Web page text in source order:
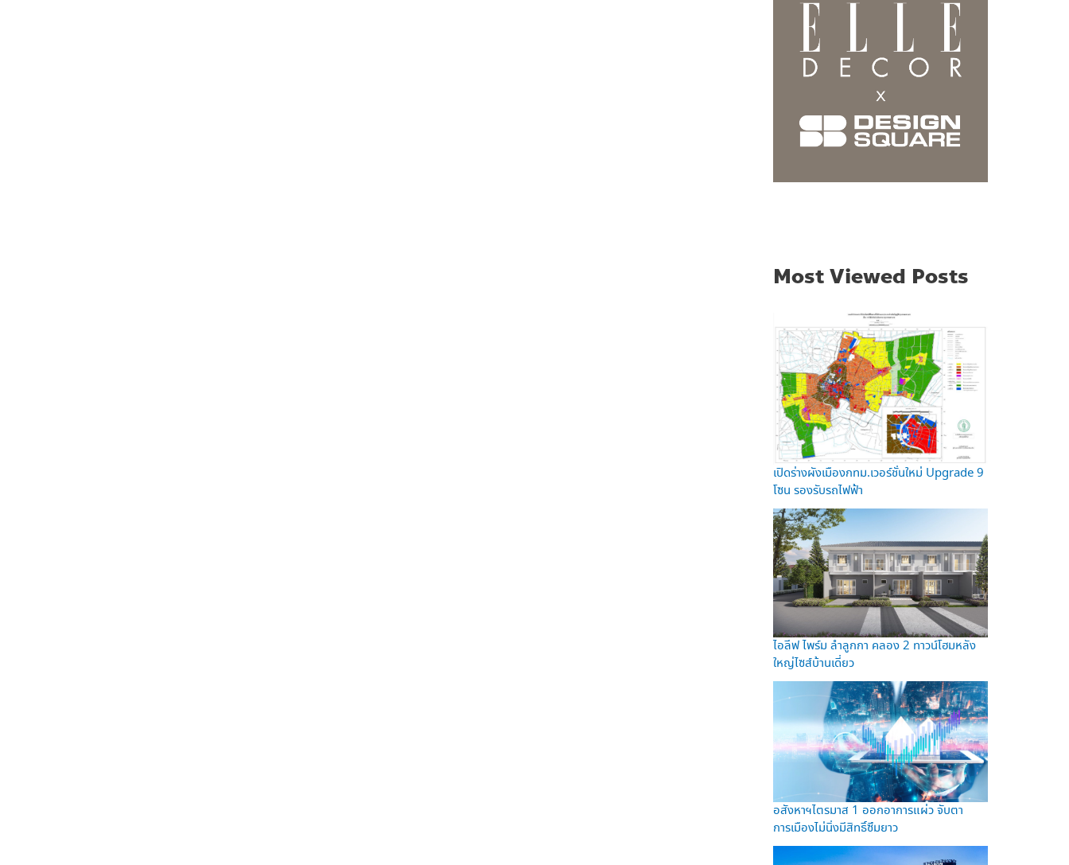
Most Viewed Posts
เปิดร่างผังเมืองกทม.เวอร์ชั่นใหม่ Upgrade 9
โซน รองรับรถไฟฟ้า
ไอลีฟ ไพร์ม ลำลูกกา คลอง 2 ทาวน์โฮมหลัง
ใหญ่ไซส์บ้านเดี่ยว
อสังหาฯไตรมาส 1 ออกอาการแผ่ว จับตา
การเมืองไม่นิ่งมีสิทธิ์ซึมยาว